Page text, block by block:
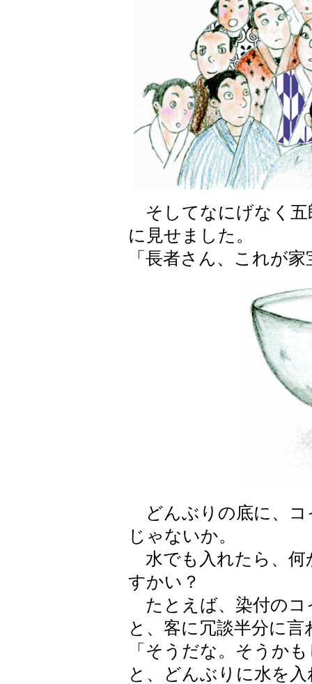
そしてなにげなく五
に見せました。
「長者さん、これが
どんぶりの底に、コ
じゃないか。
水でも入れたら、何
すかい？
たとえば、染付のコ
と、客に冗談半分に
「そうだな。そうか
と、どんぶりに水を